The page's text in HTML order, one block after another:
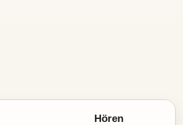
Hören